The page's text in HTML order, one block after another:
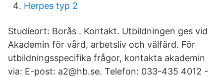
Herpes typ 2
Studieort: Borås . Kontakt. Utbildningen ges vid
Akademin för vård, arbetsliv och välfärd. För
utbildningsspecifika frågor, kontakta akademin
via: E-post: a2@hb.se. Telefon: 033-435 4012 -